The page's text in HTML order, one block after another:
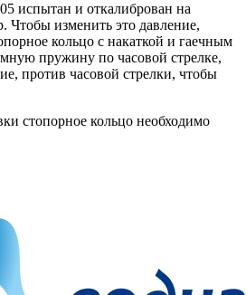
испытан и откалиброван на
Чтобы изменить это давление,
кольцо с накаткой и гаечным
пружину по часовой стрелке,
против часовой стрелки, чтобы
стопорное кольцо необходимо